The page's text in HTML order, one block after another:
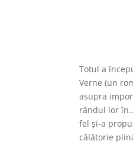
Totul a
Verne (un
asupra
rândul lor
fel şi-a
călătorie